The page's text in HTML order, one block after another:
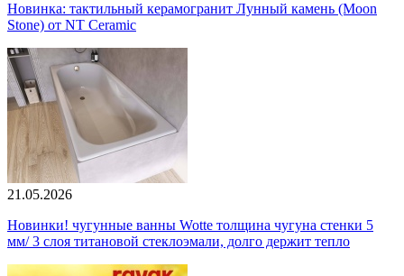
Новинка: тактильный керамогранит Лунный камень (Moon
Stone) от NT Ceramic
21.05.2026
Новинки! чугунные ванны Wotte толщина чугуна стенки 5
мм/ 3 слоя титановой стеклоэмали, долго держит тепло